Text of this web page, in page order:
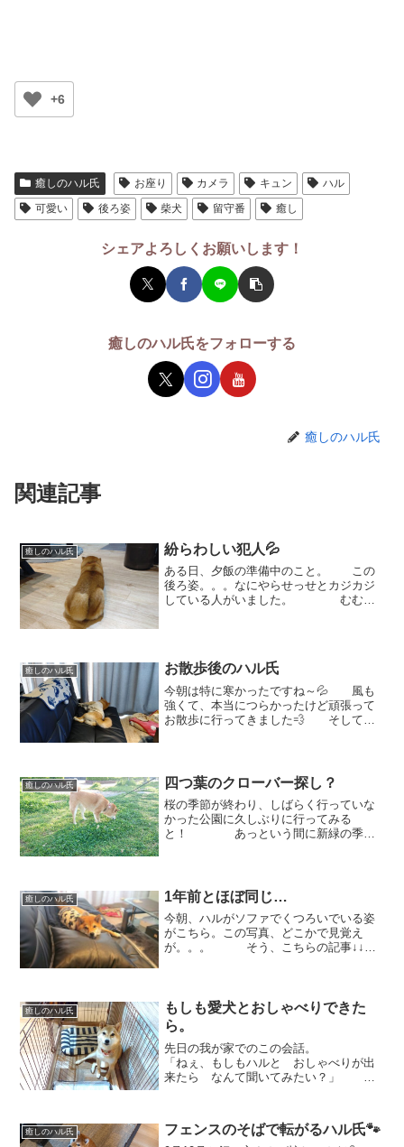
+6
癒しのハル氏 お座り カメラ キュン
ハル
可愛い
後ろ姿 柴犬 留守番 癒し
シェアよろしくお願いします！
癒しのハル氏をフォローする
癒しのハル氏
関連記事
癒しのハル氏 紛らわしい犯人💦
ある日、夕飯の準備中のこと。 この
後ろ姿。。。なにやらせっせとカジカジ
している人がいました。 むむ
くりと振り返ります。 ハルち...
癒しのハル氏 お散歩後のハル氏
今朝は特に寒かったですね～💦 風も
強くて、本当につらかったけど頑張って
お散歩に行ってきました💨 そして、
言っているようです(笑) ...
癒しのハル氏 四つ葉のクローバー探し？
桜の季節が終わり、しばらく行っていな
かった公園に久しぶりに行ってみる
と！ あっという間に新緑の季節
ーバーもたくさん茂っていてま...
癒しのハル氏 1年前とほぼ同じ…
今朝、ハルがソファでくつろいでいる姿
がこちら。この写真、どこかで見覚え
が。。。 そう、こちらの記事↓↓ほ
たはイヤなのかな？最近...
癒しのハル氏
もしも愛犬とおしゃべりできた
ら。
先日の我が家でのこの会話。
「ねぇ、もしもハルと おしゃべりが出
来たら なんて聞いてみたい？」
な質問。。。 私の聞きたかったこと
は、「その座り方する時って...
癒しのハル氏 フェンスのそばで転がるハル氏🐾